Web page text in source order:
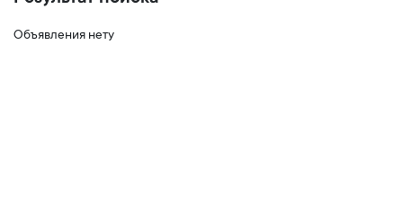
Объявления нету